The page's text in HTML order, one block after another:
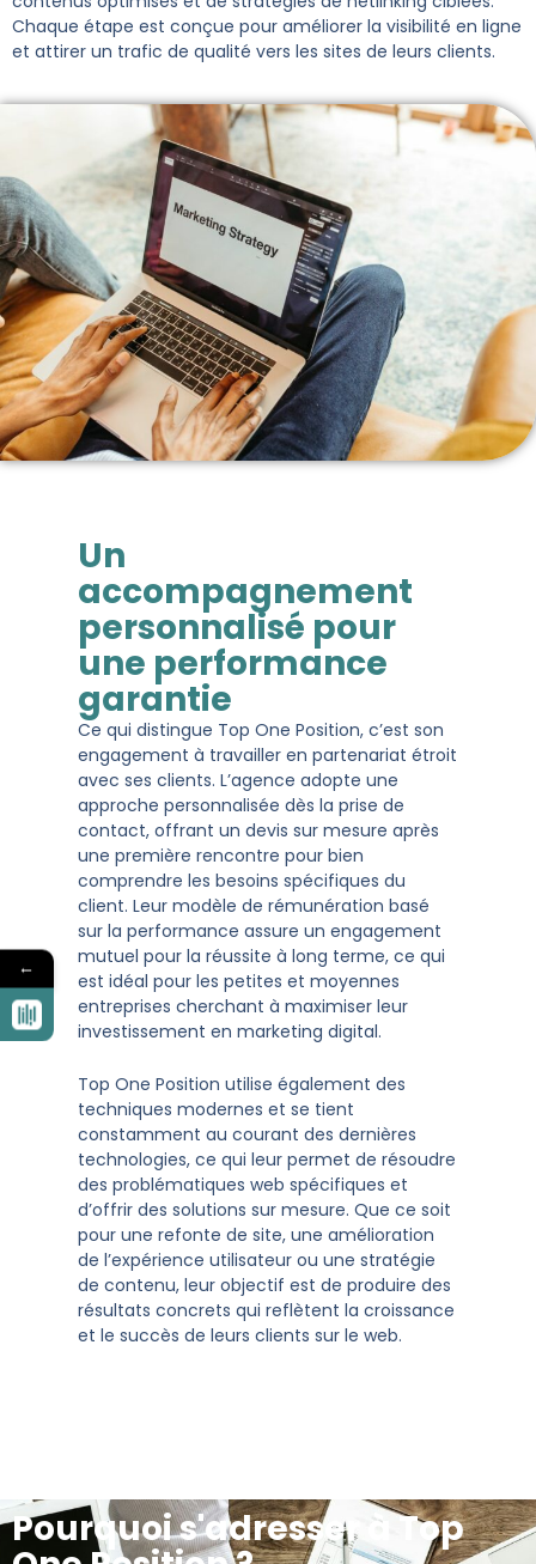
Chaque étape est conçue pour améliorer la visibilité en ligne
et attirer un trafic de qualité vers les sites de leurs clients​.
Un
accompagnement
personnalisé pour
une performance
garantie
Ce qui distingue Top One Position, c’est son
engagement à travailler en partenariat étroit
avec ses clients. L’agence adopte une
approche personnalisée dès la prise de
contact, offrant un devis sur mesure après
une première rencontre pour bien
comprendre les besoins spécifiques du
client. Leur modèle de rémunération basé
sur la performance assure un engagement
mutuel pour la réussite à long terme, ce qui
est idéal pour les petites et moyennes
entreprises cherchant à maximiser leur
investissement en marketing digital​.
Top One Position utilise également des
techniques modernes et se tient
constamment au courant des dernières
technologies, ce qui leur permet de résoudre
des problématiques web spécifiques et
d’offrir des solutions sur mesure. Que ce soit
pour une refonte de site, une amélioration
de l’expérience utilisateur ou une stratégie
de contenu, leur objectif est de produire des
résultats concrets qui reflètent la croissance
et le succès de leurs clients sur le web​.
Pourquoi s'adresser à Top
←